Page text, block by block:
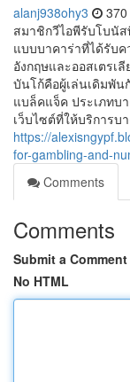
alanj938ohy3
สมาชิกวีไอพีรับโบนั
แบบบาคาร่าที่ได้รับ
อังกฤษและออสเตรเ
บันโก้คือผู้เล่นเดิมพัน
แบล็คแจ็ค ประเภทบ
เว็บไซต์ที่ให้บริการ
https://
for-gambling-and-
Comments
Comments
Submit a Comment
No HTML